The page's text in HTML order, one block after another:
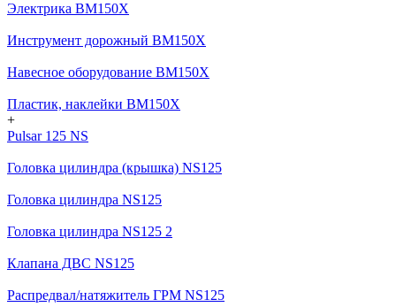
Электрика BM150X
Инструмент дорожный BM150X
Навесное оборудование BM150X
Пластик, наклейки BM150X
+
Pulsar 125 NS
Головка цилиндра (крышка) NS125
Головка цилиндра NS125
Головка цилиндра NS125 2
Клапана ДВС NS125
Распредвал/натяжитель ГРМ NS125